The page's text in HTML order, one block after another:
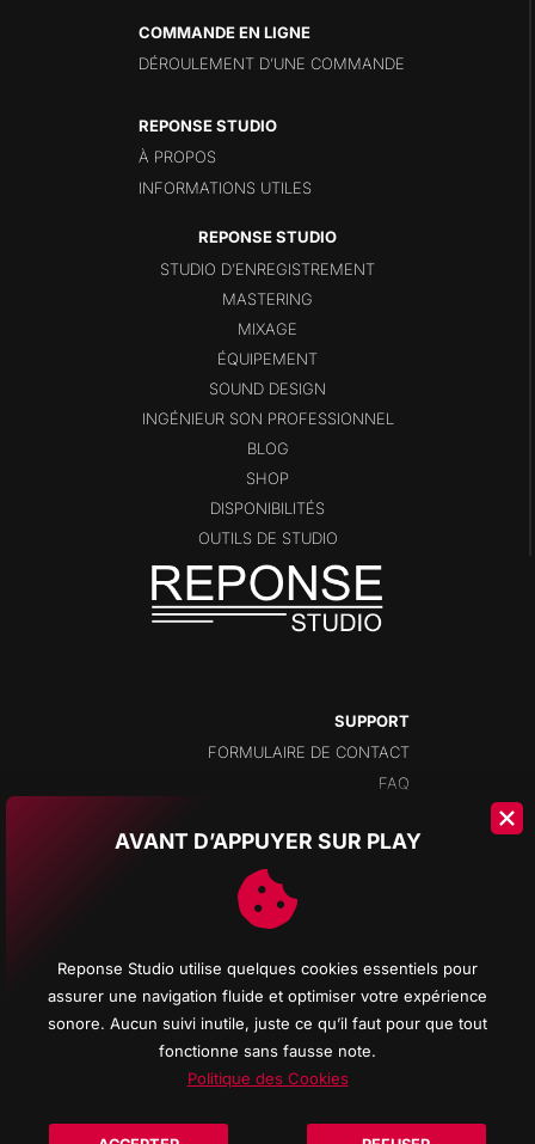
COMMANDE EN LIGNE
DÉROULEMENT D’UNE COMMANDE
REPONSE STUDIO
À PROPOS
INFORMATIONS UTILES
STUDIO D’ENREGISTREMENT
MASTERING
MIXAGE
ÉQUIPEMENT
SOUND DESIGN
INGÉNIEUR SON PROFESSIONNEL
BLOG
SHOP
DISPONIBILITÉS
OUTILS DE STUDIO
SUPPORT
FORMULAIRE DE CONTACT
FAQ
CHAMPS-MONTANTS 14A
SUISSE
noire All musics REPONSE STUDIO - Web site creation
REPONSE COMPUTER
AVANT D’APPUYER SUR PLAY
Reponse Studio utilise quelques cookies essentiels pour
assurer une navigation fluide et optimiser votre expérience
sonore. Aucun suivi inutile, juste ce qu’il faut pour que tout
fonctionne sans fausse note.
Politique des Cookies